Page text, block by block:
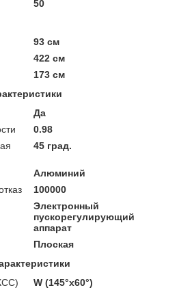
50
93 см
422 см
173 см
Да
0.98
45 град.
Алюминий
100000
Электронный
пускорегулирующий
аппарат
Плоская
W (145°х60°)